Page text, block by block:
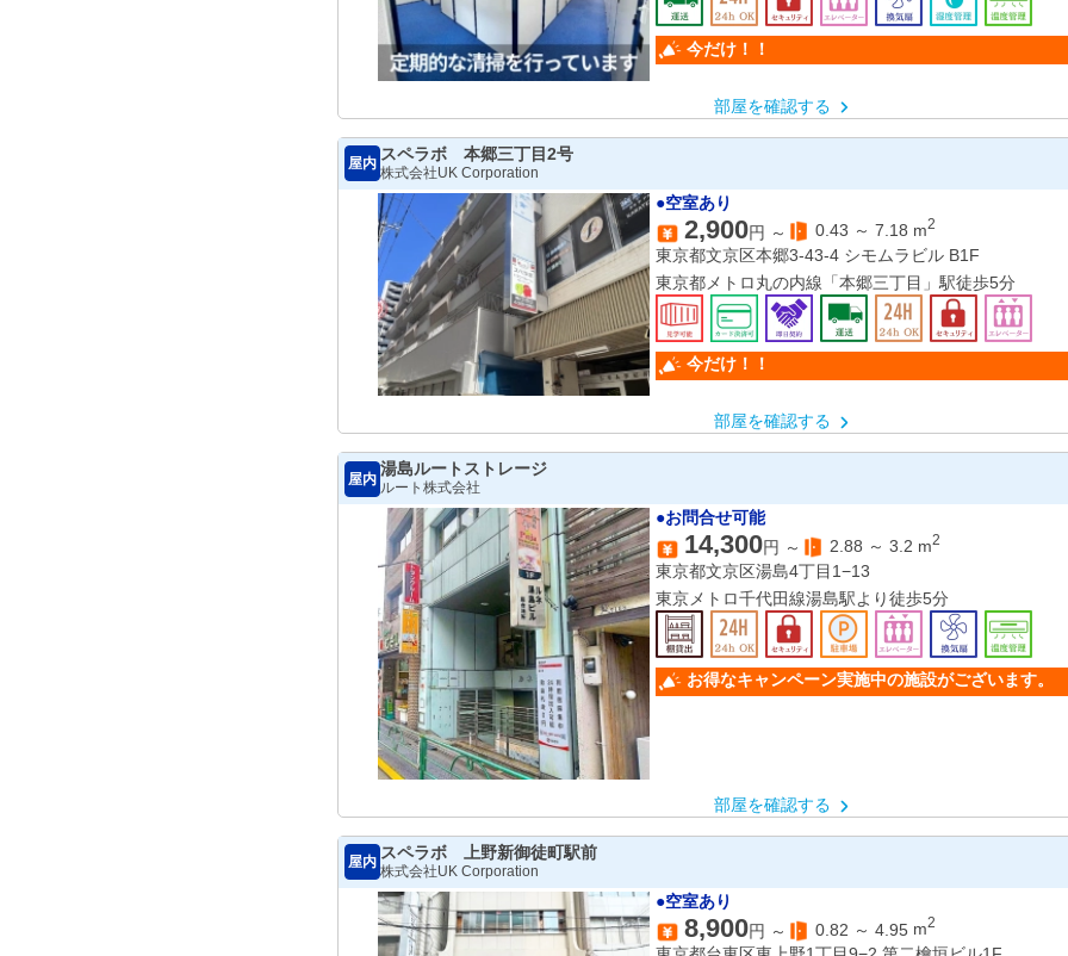
今だけ！！
部屋を確認する
屋内
スペラボ 本郷三丁目2号
株式会社UK Corporation
●空室あり
2,900円 ～ 0.43 ～ 7.18 m2
東京都文京区本郷3-43-4 シモムラビル B1F
東京都メトロ丸の内線「本郷三丁目」駅徒歩5分
今だけ！！
部屋を確認する
屋内
湯島ルートストレージ
ルート株式会社
●お問合せ可能
14,300円 ～ 2.88 ～ 3.2 m2
東京都文京区湯島4丁目1−13
東京メトロ千代田線湯島駅より徒歩5分
お得なキャンペーン実施中の施設がございます。
部屋を確認する
屋内
スペラボ 上野新御徒町駅前
株式会社UK Corporation
●空室あり
8,900円 ～ 0.82 ～ 4.95 m2